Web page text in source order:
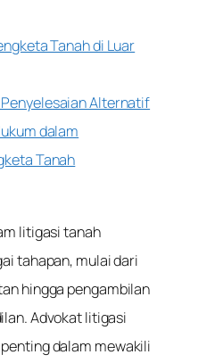
Tanah di Luar
Penyelesaian Alternatif
dalam
Tanah
litigasi tanah
tahapan, mulai dari
hingga pengambilan
Advokat litigasi
dalam mewakili